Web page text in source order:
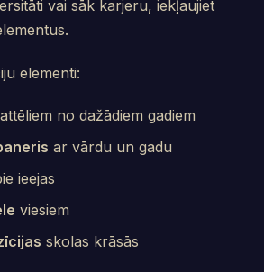
vai sāk karjeru, iekļaujiet
elementi:
no dažādiem gadiem
ar vārdu un gadu
ieejas
viesiem
skolas krāsās